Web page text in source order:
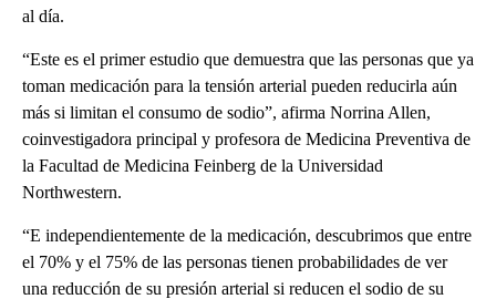
al día.
“Este es el primer estudio que demuestra que las personas que ya
toman medicación para la tensión arterial pueden reducirla aún
más si limitan el consumo de sodio”, afirma Norrina Allen,
coinvestigadora principal y profesora de Medicina Preventiva de
la Facultad de Medicina Feinberg de la Universidad
Northwestern.
“E independientemente de la medicación, descubrimos que entre
el 70% y el 75% de las personas tienen probabilidades de ver
una reducción de su presión arterial si reducen el sodio de su